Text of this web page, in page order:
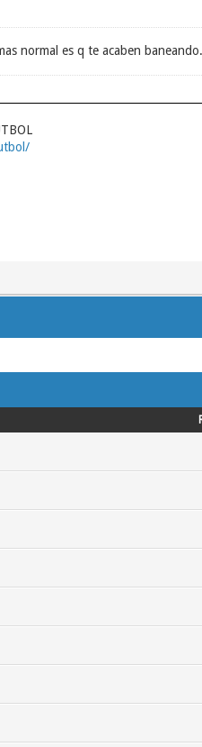
normal es q te acaben